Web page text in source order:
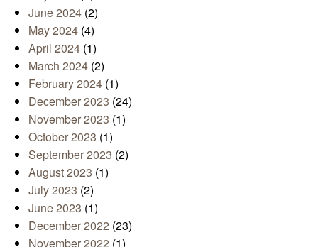
June 2024 (2)
May 2024 (4)
April 2024 (1)
March 2024 (2)
February 2024 (1)
December 2023 (24)
November 2023 (1)
October 2023 (1)
September 2023 (2)
August 2023 (1)
July 2023 (2)
June 2023 (1)
December 2022 (23)
November 2022 (1)